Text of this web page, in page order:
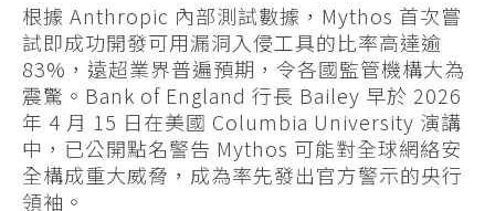
根據 Anthropic 內部測試數據，Mythos 首次嘗
試即成功開發可用漏洞入侵工具的比率高達逾
83%，遠超業界普遍預期，令各國監管機構大為
震驚。Bank of England 行長 Bailey 早於 2026
年 4 月 15 日在美國 Columbia University 演講
中，已公開點名警告 Mythos 可能對全球網絡安
全構成重大威脅，成為率先發出官方警示的央行
領袖。